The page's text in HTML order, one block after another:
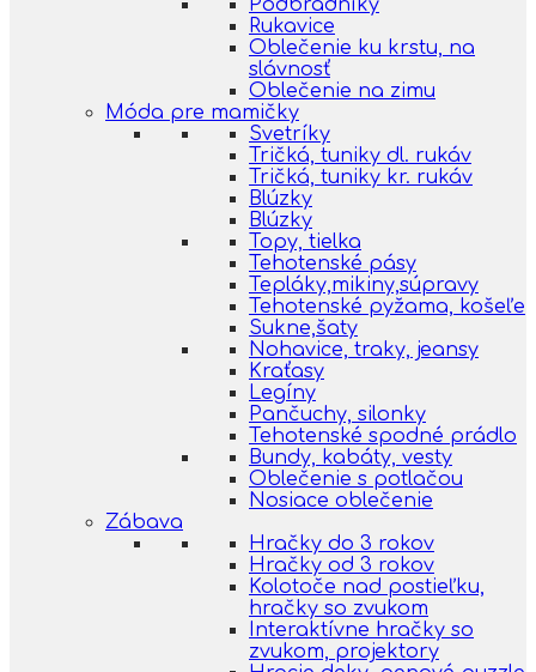
Podbradníky
Rukavice
Oblečenie ku krstu, na
slávnosť
Oblečenie na zimu
Móda pre mamičky
Svetríky
Tričká, tuniky dl. rukáv
Tričká, tuniky kr. rukáv
Blúzky
Blúzky
Topy, tielka
Tehotenské pásy
Tepláky,mikiny,súpravy
Tehotenské pyžama, košeľe
Sukne,šaty
Nohavice, traky, jeansy
Kraťasy
Legíny
Pančuchy, silonky
Tehotenské spodné prádlo
Bundy, kabáty, vesty
Oblečenie s potlačou
Nosiace oblečenie
Zábava
Hračky do 3 rokov
Hračky od 3 rokov
Kolotoče nad postieľku,
hračky so zvukom
Interaktívne hračky so
zvukom, projektory